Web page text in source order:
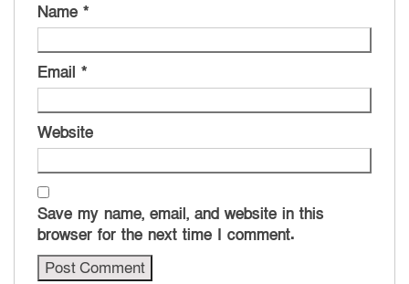
Name *
Email *
Website
Save my name, email, and website in this
browser for the next time I comment.